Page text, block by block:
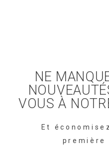
NE
VOUS À
Et
première